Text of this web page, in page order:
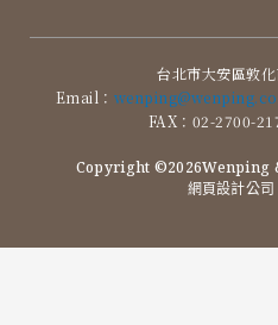
台北市大安區敦
Email：
FAX：02-2700-
Copyright ©2026Wenping
網頁設計公司